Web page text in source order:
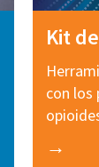
Kit
con los
→